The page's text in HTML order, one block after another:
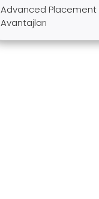
Advanced Placement
Avantajları